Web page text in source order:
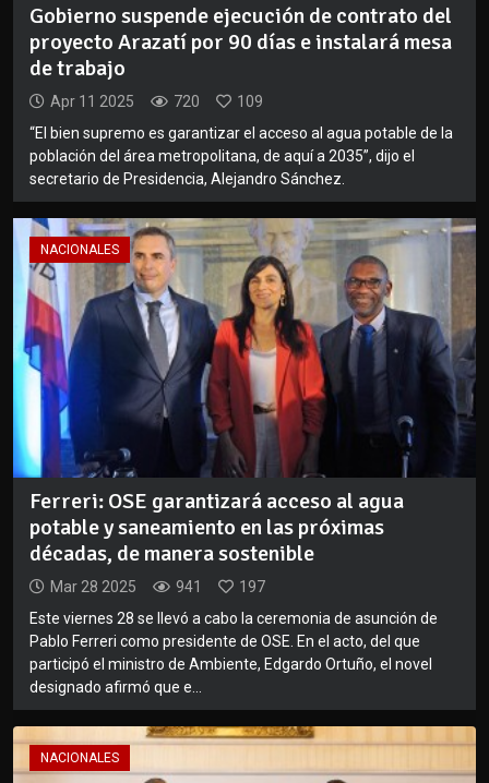
Gobierno suspende ejecución de contrato del
proyecto Arazatí por 90 días e instalará mesa
de trabajo
Apr 11 2025 720
109
“El bien supremo es garantizar el acceso al agua potable de la
población del área metropolitana, de aquí a 2035”, dijo el
secretario de Presidencia, Alejandro Sánchez.
NACIONALES
Ferreri: OSE garantizará acceso al agua
potable y saneamiento en las próximas
décadas, de manera sostenible
Mar 28 2025 941
197
Este viernes 28 se llevó a cabo la ceremonia de asunción de
Pablo Ferreri como presidente de OSE. En el acto, del que
participó el ministro de Ambiente, Edgardo Ortuño, el novel
designado afirmó que e...
NACIONALES